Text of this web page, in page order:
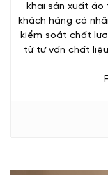
khai sản xuất áo
khách hàng cá
kiểm soát chất
từ tư vấn chất